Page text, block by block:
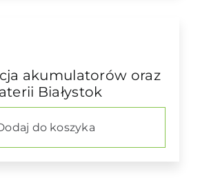
akumulatorów oraz
Białystok
do koszyka